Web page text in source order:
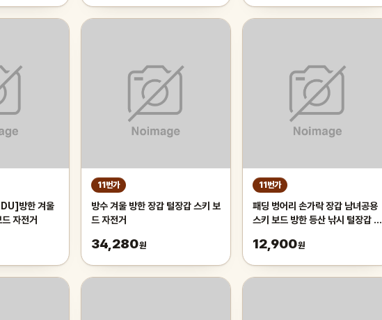
방한 겨울
자전거
11번가
방수 겨울 방한 장갑 털장갑 스키 보
드 자전거
34,280원
11번가
패딩 벙어리 손가락 장갑 남녀공용
스키 보드 방한 등산 낚시 털장갑 커
12,900원